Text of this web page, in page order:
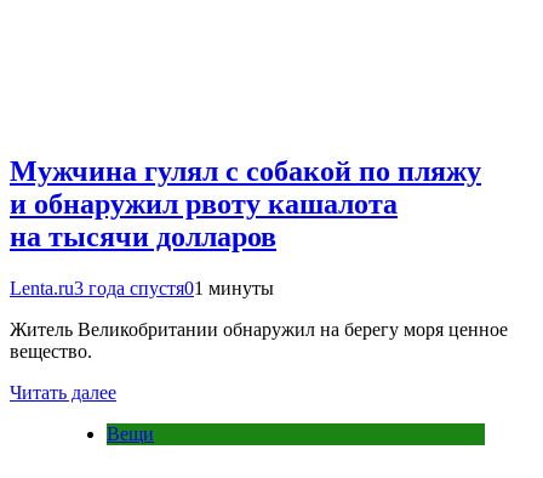
Мужчина гулял с собакой по пляжу
и обнаружил рвоту кашалота
на тысячи долларов
Lenta.ru3 года спустя01 минуты
Житель Великобритании обнаружил на берегу моря ценное
вещество.
Читать далее
Вещи